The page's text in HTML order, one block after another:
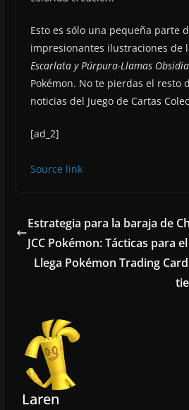
Esto es sólo una pequeña parte
impresionantes ilustraciones de
Escarlata y Púrpura-Llamas
Pokémon. No te pierdas el resto
noticias del Juego de Cartas
[ad_2]
Source link
Estrategia para la baraja de
JCC Pokémon: Tácticas para
Llega Pokémon Trading
Laren